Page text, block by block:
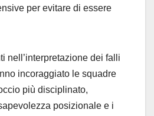
per evitare di essere
nell’interpretazione dei falli
incoraggiato le squadre
più disciplinato,
posizionale e i